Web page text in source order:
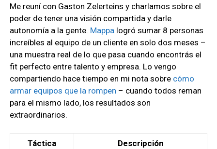
Me reuní con Gaston Zelerteins y charlamos sobre el
poder de tener una visión compartida y darle
autonomía a la gente. Mappa logró sumar 8 personas
increíbles al equipo de un cliente en solo dos meses –
una muestra real de lo que pasa cuando encontrás el
fit perfecto entre talento y empresa. Lo vengo
compartiendo hace tiempo en mi nota sobre cómo
armar equipos que la rompen – cuando todos reman
para el mismo lado, los resultados son
extraordinarios.
Táctica Descripción